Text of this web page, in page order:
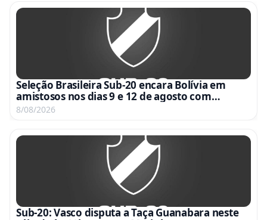
Seleção Brasileira Sub-20 encara Bolívia em
amistosos nos dias 9 e 12 de agosto com
transmissão da CBF TV
8/08/2026
Sub-20: Vasco disputa a Taça Guanabara neste